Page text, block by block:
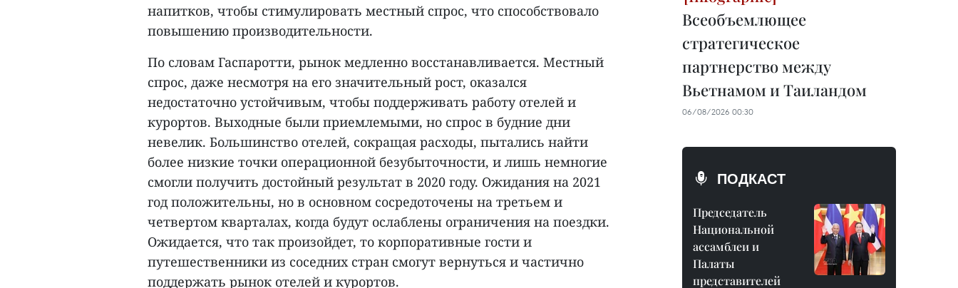
напитков, чтобы стимулировать местный спрос, что способствовало
повышению производительности.
По словам Гаспаротти, рынок медленно восстанавливается. Местный
спрос, даже несмотря на его значительный рост, оказался
недостаточно устойчивым, чтобы поддерживать работу отелей и
курортов. Выходные были приемлемыми, но спрос в будние дни
невелик. Большинство отелей, сокращая расходы, пытались найти
более низкие точки операционной безубыточности, и лишь немногие
смогли получить достойный результат в 2020 году. Ожидания на 2021
год положительны, но в основном сосредоточены на третьем и
четвертом кварталах, когда будут ослаблены ограничения на поездки.
Ожидается, что так произойдет, то корпоративные гости и
путешественники из соседних стран смогут вернуться и частично
поддержать рынок отелей и курортов.
Всеобъемлющее
стратегическое
партнерство между
Вьетнамом и Таиландом
06/08/2026 00:30
ПОДКАСТ
Председатель
Национальной
ассамблеи и
Палаты
представителей